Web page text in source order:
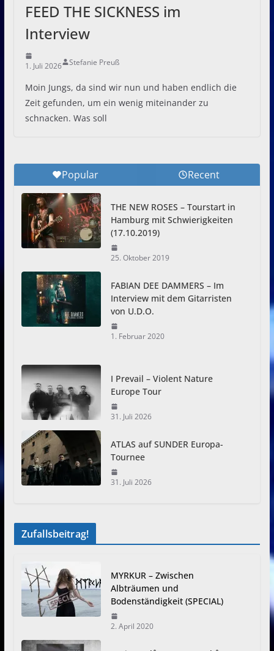
FEED THE SICKNESS im
Interview
1. Juli 2026 Stefanie Preuß
Moin Jungs, da sind wir nun und haben endlich die
Zeit gefunden, um ein wenig miteinander zu
schnacken. Was soll
Popular Recent
THE NEW ROSES – Tourstart in
Hamburg mit Schwierigkeiten
(17.10.2019)
25. Oktober 2019
FABIAN DEE DAMMERS – Im
Interview mit dem Gitarristen
von U.D.O.
1. Februar 2020
I Prevail – Violent Nature
Europe Tour
31. Juli 2026
ATLAS auf SUNDER Europa-
Tournee
31. Juli 2026
Zufallsbeitrag!
MYRKUR – Zwischen
Albträumen und
Bodenständigkeit (SPECIAL)
2. April 2020